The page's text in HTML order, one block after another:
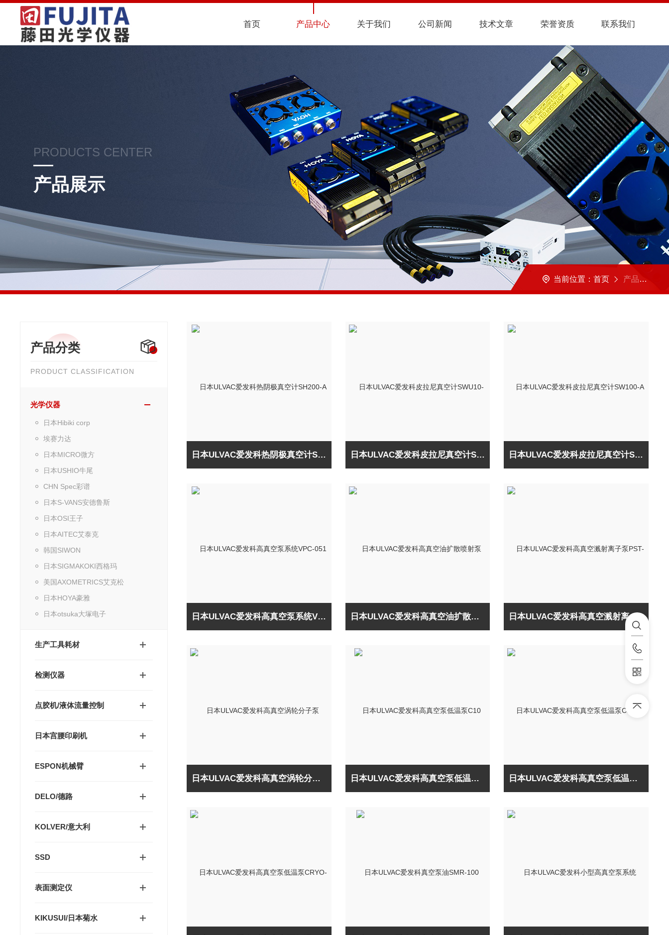
首页 产品中心 关于我们 公司新闻 技术文章 荣誉资质 联系我们
PRODUCTS CENTER
产品展示
当前位置：首页 产品展示
产品分类
PRODUCT CLASSIFICATION
光学仪器
日本Hibiki corp
埃赛力达
日本MICRO微方
日本USHIO牛尾
CHN Spec彩谱
日本S-VANS安德鲁斯
日本OSI王子
日本AITEC艾泰克
韩国SIWON
日本SIGMAKOKI西格玛
美国AXOMETRICS艾克松
日本HOYA豪雅
日本otsuka大塚电子
生产工具耗材
检测仪器
点胶机/液体流量控制
日本宫腰印刷机
ESPON机械臂
DELO/德路
KOLVER/意大利
SSD
表面测定仪
KIKUSUI/日本菊水
日本ULVAC爱发科热阴极真空计SH200-A 日本ULVAC爱发科皮拉尼真空计SWU10-U 日本ULVAC爱发科皮拉尼真空计SW100-A
日本ULVAC爱发科高真空泵系统VPC-051 日本ULVAC爱发科高真空油扩散喷射泵ULK-04A 日本ULVAC爱发科高真空溅射离子泵PST-030CU
日本ULVAC爱发科高真空涡轮分子泵UTM-MS 日本ULVAC爱发科高真空泵低温泵C10 日本ULVAC爱发科高真空泵低温泵CRYO-U8H